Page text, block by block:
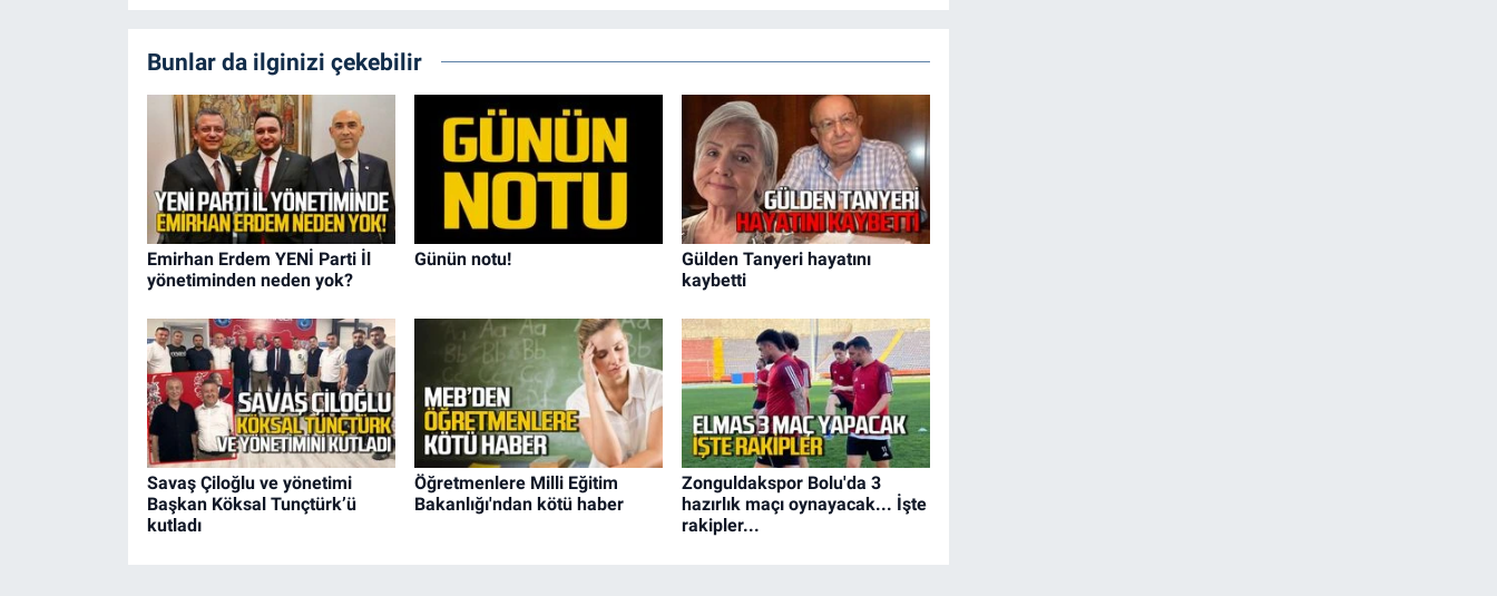
Bunlar da ilginizi çekebilir
Emirhan Erdem YENİ Parti İl
yönetiminden neden yok?
Günün notu!
Gülden Tanyeri hayatını
kaybetti
Savaş Çiloğlu ve yönetimi
Başkan Köksal Tunçtürk’ü
kutladı
Öğretmenlere Milli Eğitim
Bakanlığı'ndan kötü haber
Zonguldakspor Bolu'da 3
hazırlık maçı oynayacak... İşte
rakipler...